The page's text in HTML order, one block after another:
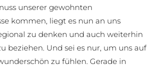
unserer gewohnten
kommen, liegt es nun an uns
zu denken und auch weiterhin
beziehen. Und sei es nur, um uns auf
zu fühlen. Gerade in